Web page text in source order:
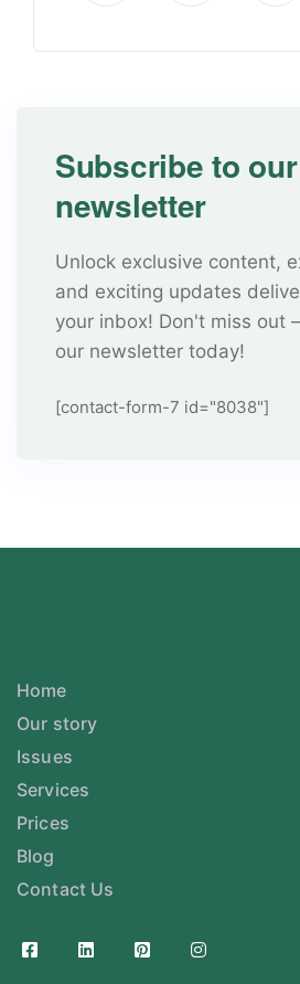
Subscribe to our
newsletter
Unlock exclusive content,
and exciting updates
your inbox! Don't miss out
our newsletter today!
[contact-form-7 id="8038"]
Home
Our story
Issues
Services
Prices
Blog
Contact Us